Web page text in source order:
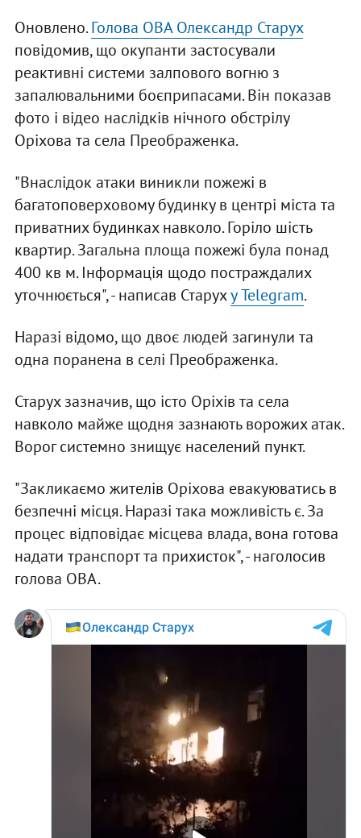
Оновлено.Голова ОВА Олександр Старух
повідомив, що окупанти застосували
реактивні системи залпового вогню з
запалювальними боєприпасами. Він показав
фото і відео наслідків нічного обстрілу
Оріхова та села Преображенка.
"Внаслідок атаки виникли пожежі в
багатоповерховому будинку в центрі міста та
приватних будинках навколо. Горіло шість
квартир. Загальна площа пожежі була понад
400 кв м. Інформація щодо постраждалих
уточнюється", - написав Старуху Telegram.
Наразі відомо, що двоє людей загинули та
одна поранена в селі Преображенка.
Старух зазначив, що істо Оріхів та села
навколо майже щодня зазнають ворожих атак.
Ворог системно знищує населений пункт.
"Закликаємо жителів Оріхова евакуюватись в
безпечні місця. Наразі така можливість є. За
процес відповідає місцева влада, вона готова
надати транспорт та прихисток", - наголосив
голова ОВА.